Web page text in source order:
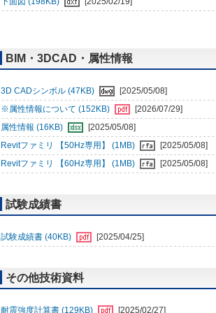
BIM・3DCAD・属性情報
3D CADシンボル (47KB)
[2025/05/08]
※属性情報について (152KB)
[2026/07/29]
属性情報 (16KB)
[2025/05/08]
Revitファミリ 【50Hz専用】 (1MB)
[2025/05/08]
Revitファミリ 【60Hz専用】 (1MB)
[2025/05/08]
試験成績書
試験成績書 (40KB) [2025/04/25]
その他技術資料
耐震強度計算書 (129KB) [2025/02/27]